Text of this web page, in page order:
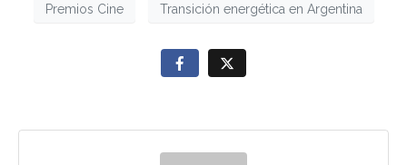
Premios Cine Transición energética en Argentina